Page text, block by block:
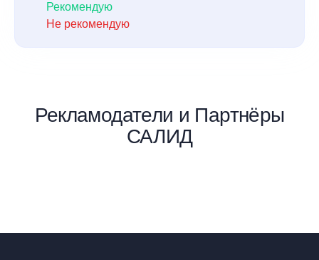
Рекомендую
Не рекомендую
Рекламодатели и Партнёры
САЛИД